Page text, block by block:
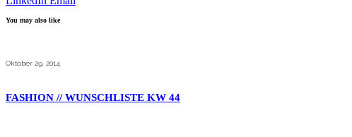
You may also like
Oktober 29, 2014
FASHION // WUNSCHLISTE KW 44